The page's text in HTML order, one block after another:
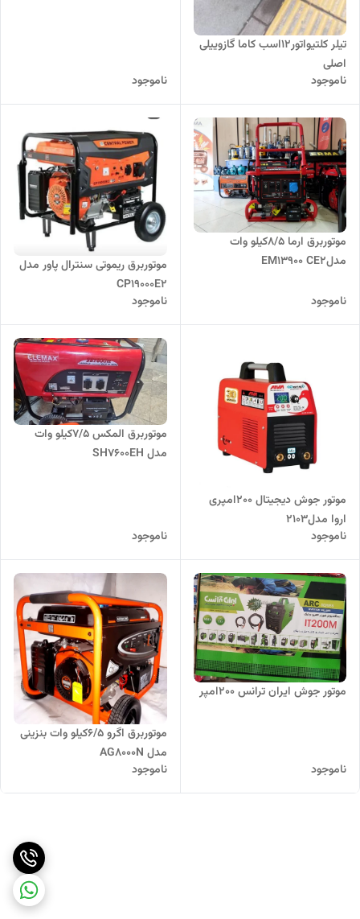
تیلر کلتیواتور۱۲اسب کاما گازوییلی
اصلی
ناموجود
ناموجود
موتوربرق ارما 8/5کیلو وات
مدلEM13900 CE2
ناموجود
موتوربرق ریموتی سنترال پاور مدل
CP19000E2
ناموجود
موتور جوش دیجیتال 200امپری
اروا مدل2103
ناموجود
موتوربرق المکس 7/5کیلو وات
مدل SH7600EH
ناموجود
موتور جوش ایران ترانس ۲۰۰امپر
ناموجود
موتوربرق اگرو 6/5کیلو وات بنزینی
مدل AG8000N
ناموجود